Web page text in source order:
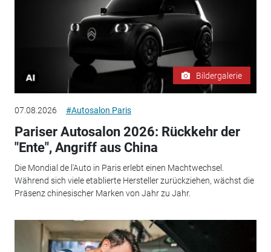
Bildergalerie
07.08.2026 #Autosalon Paris
Pariser Autosalon 2026: Rückkehr der
"Ente", Angriff aus China
Die Mondial de l'Auto in Paris erlebt einen Machtwechsel.
Während sich viele etablierte Hersteller zurückziehen, wächst die
Präsenz chinesischer Marken von Jahr zu Jahr.